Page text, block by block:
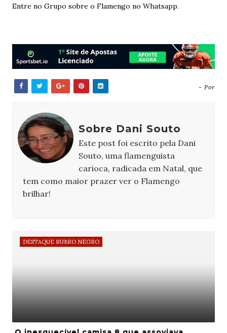
Entre no Grupo sobre o Flamengo no Whatsapp.
- Por
Sobre Dani Souto
Este post foi escrito pela Dani
Souto, uma flamenguista
carioca, radicada em Natal, que
tem como maior prazer ver o Flamengo
brilhar!
DESTAQUE RUBRO NEGRO